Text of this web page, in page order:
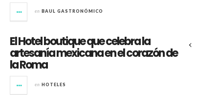
en BAUL GASTRONÓMICO
El Hotel boutique que celebra la
artesanía mexicana en el corazón de
la Roma
en HOTELES